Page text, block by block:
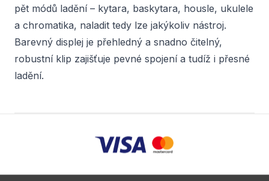
pět módů ladění – kytara, baskytara, housle, ukulele
a chromatika, naladit tedy lze jakýkoliv nástroj.
Barevný displej je přehledný a snadno čitelný,
robustní klip zajišťuje pevné spojení a tudíž i přesné
ladění.